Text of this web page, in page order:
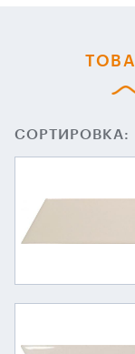
СОРТИРОВКА: